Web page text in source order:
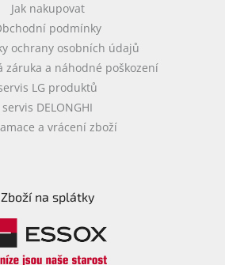
Jak nakupovat
podmínky
ochrany osobních údajů
záruka a náhodné poškození
LG produktů
servis DELONGHI
a vrácení zboží
Zboží na splátky